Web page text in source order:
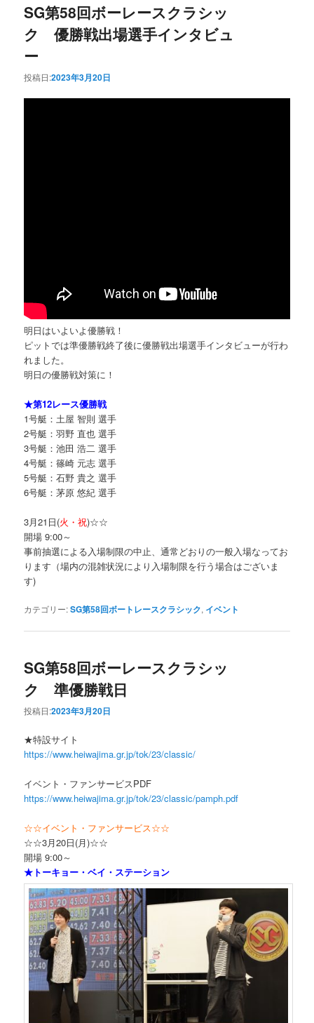
SG第58回ボーレースクラシッ
ク 優勝戦出場選手インタビュ
ー
投稿日:2023年3月20日
明日はいよいよ優勝戦！
ピットでは準優勝戦終了後に優勝戦出場選手インタビューが行わ
れました。
明日の優勝戦対策に！
★第12レース優勝戦
1号艇：土屋 智則 選手
2号艇：羽野 直也 選手
3号艇：池田 浩二 選手
4号艇：篠崎 元志 選手
5号艇：石野 貴之 選手
6号艇：茅原 悠紀 選手
3月21日(火・祝)☆☆
開場 9:00～
事前抽選による入場制限の中止、通常どおりの一般入場なってお
ります（場内の混雑状況により入場制限を行う場合はございま
す)
カテゴリー:SG第58回ボートレースクラシック, イベント
SG第58回ボーレースクラシッ
ク 準優勝戦日
投稿日:2023年3月20日
★特設サイト
https://www.heiwajima.gr.jp/tok/23/classic/
イベント・ファンサービスPDF
https://www.heiwajima.gr.jp/tok/23/classic/pamph.pdf
☆☆イベント・ファンサービス☆☆
☆☆3月20日(月)☆☆
開場 9:00～
★トーキョー・ベイ・ステーション